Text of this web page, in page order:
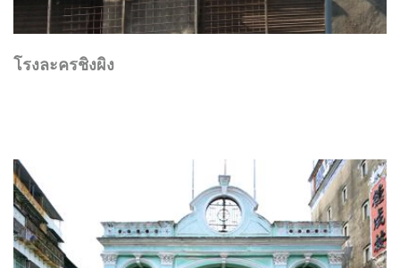
โรงละครชิงผิง